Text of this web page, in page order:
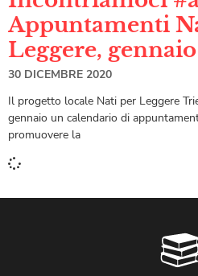
Appuntamenti
Leggere,
30 DICEMBRE 2020
Il progetto locale Nati per Leggere
gennaio un calendario di
promuovere la